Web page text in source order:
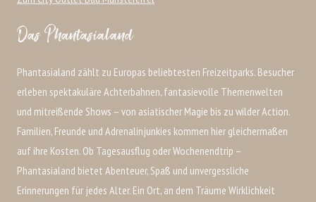
Das Phantasialand
Phantasialand zählt zu Europas beliebtesten Freizeitparks. Besucher
erleben spektakuläre Achterbahnen, fantasievolle Themenwelten
und mitreißende Shows – von asiatischer Magie bis zu wilder Action.
Familien, Freunde und Adrenalinjunkies kommen hier gleichermaßen
auf ihre Kosten. Ob Tagesausflug oder Wochenendtrip –
Phantasialand bietet Abenteuer, Spaß und unvergessliche
Erinnerungen für jedes Alter. Ein Ort, an dem Träume Wirklichkeit